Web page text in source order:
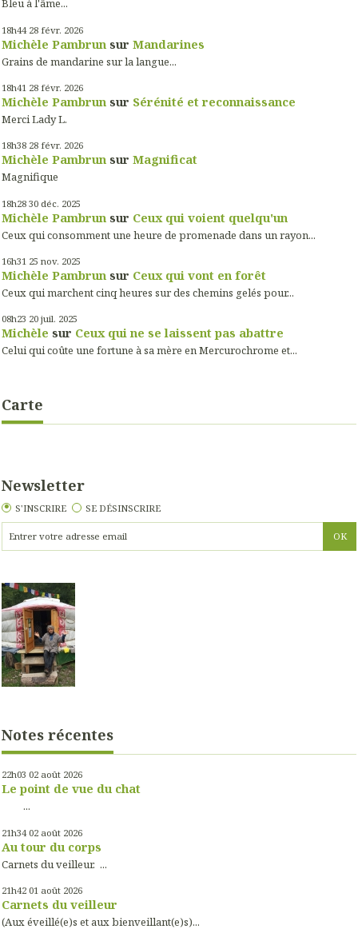
Bleu à l'âme...
18h44 28 févr. 2026
Michèle Pambrun sur Mandarines
Grains de mandarine sur la langue...
18h41 28 févr. 2026
Michèle Pambrun sur Sérénité et reconnaissance
Merci Lady L.
18h38 28 févr. 2026
Michèle Pambrun sur Magnificat
Magnifique
18h28 30 déc. 2025
Michèle Pambrun sur Ceux qui voient quelqu'un
Ceux qui consomment une heure de promenade dans un rayon...
16h31 25 nov. 2025
Michèle Pambrun sur Ceux qui vont en forêt
Ceux qui marchent cinq heures sur des chemins gelés pour...
08h23 20 juil. 2025
Michèle sur Ceux qui ne se laissent pas abattre
Celui qui coûte une fortune à sa mère en Mercurochrome et...
Carte
Newsletter
S'INSCRIRE SE DÉSINSCRIRE
Notes récentes
22h03 02 août 2026
Le point de vue du chat
...
21h34 02 août 2026
Au tour du corps
Carnets du veilleur. ...
21h42 01 août 2026
Carnets du veilleur
(Aux éveillé(e)s et aux bienveillant(e)s)...